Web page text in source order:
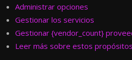
Administrar opciones
Gestionar los servicios
Gestionar {vendor_count}
Leer más sobre estos propósitos